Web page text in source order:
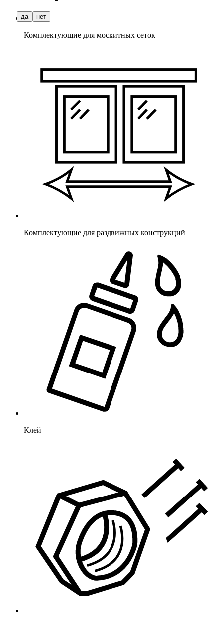
Комплектующие для москитных сеток
Комплектующие для раздвижных конструкций
Клей
да нет